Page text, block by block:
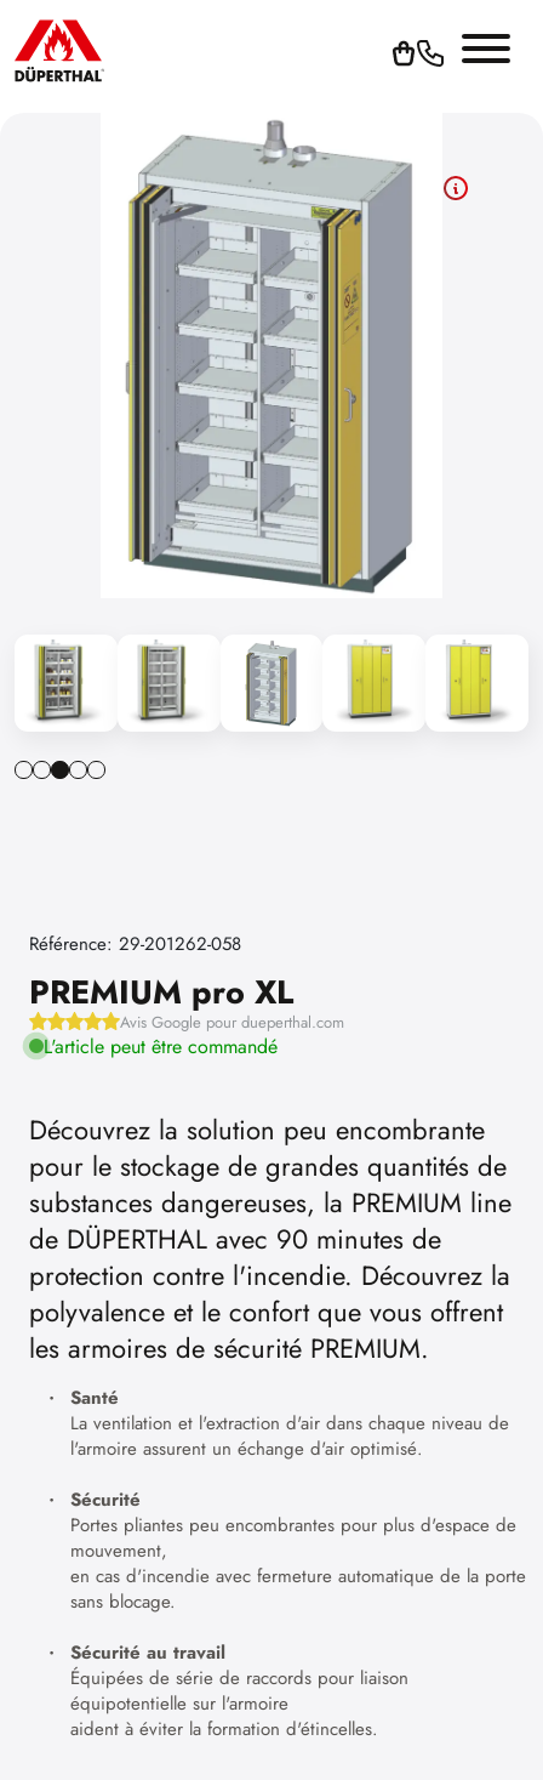
Référence: 29-201262-058
PREMIUM pro XL
Avis Google pour dueperthal.com
L'article peut être commandé
Découvrez la solution peu encombrante
pour le stockage de grandes quantités de
substances dangereuses, la PREMIUM line
de DÜPERTHAL avec 90 minutes de
protection contre l'incendie. Découvrez la
polyvalence et le confort que vous offrent
les armoires de sécurité PREMIUM.
Santé
La ventilation et l'extraction d'air dans chaque niveau de
l'armoire assurent un échange d'air optimisé.
Sécurité
Portes pliantes peu encombrantes pour plus d'espace de
mouvement,
en cas d'incendie avec fermeture automatique de la porte
sans blocage.
Sécurité au travail
Équipées de série de raccords pour liaison
équipotentielle sur l'armoire
aident à éviter la formation d'étincelles.